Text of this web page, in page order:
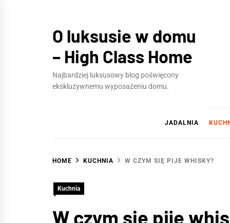
O luksusie w domu
– High Class Home
Najbardziej luksusowy blog poświęcony
ekskluzywnemu wyposażeniu domu.
JADALNIA
HOME KUCHNIA W CZYM SIĘ PIJE WHISKY?
Kuchnia
W czym się pije